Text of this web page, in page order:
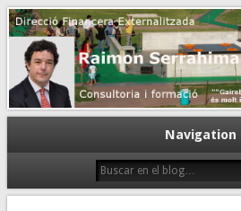
Dirección
Gestión empresarial eficiente. Dirección
Navigation